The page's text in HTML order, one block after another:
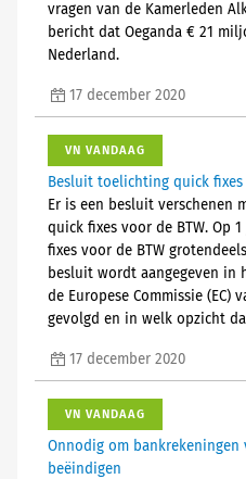
vragen van de Kamerleden
bericht dat Oeganda € 21
Nederland.
17 december 2020
VN VANDAAG
Besluit toelichting quick
Er is een besluit verschenen
quick fixes voor de BTW. Op
fixes voor de BTW
besluit wordt aangegeven in
de Europese Commissie (EC)
gevolgd en in welk opzicht
17 december 2020
VN VANDAAG
Onnodig om bankrekeningen
beëindigen